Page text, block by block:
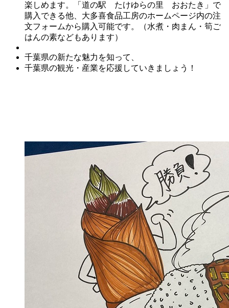
楽しめます。「道の駅 たけゆらの里 おおたき」で
購入できる他、大多喜食品工房のホームページ内の注
文フォームから購入可能です。（水煮・肉まん・筍ご
はんの素などもあります）
千葉県の新たな魅力を知って、
千葉県の観光・産業を応援していきましょう！